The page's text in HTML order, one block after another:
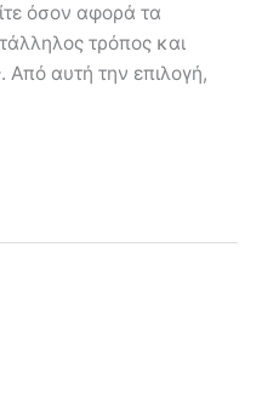
όσον αφορά τα
τρόπος και
Από αυτή την επιλογή,